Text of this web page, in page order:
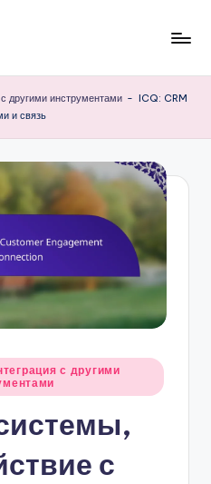
другими инструментами - ICQ: CRM
и связь
с другими
с